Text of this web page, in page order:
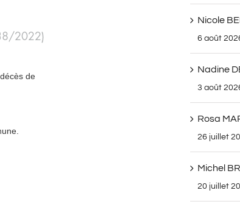
Nicole
6 août
Nadine
3 août
Rosa
26 juillet
Michel
20 juillet